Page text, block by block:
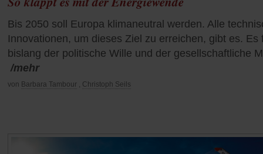
Bis 2050 soll Europa klimaneutral werden. Alle
Innovationen, um dieses Ziel zu erreichen, gibt es. Es
bislang der politische Wille und der gesellschaftliche
/mehr
von Barbara Tambour , Christoph Seils